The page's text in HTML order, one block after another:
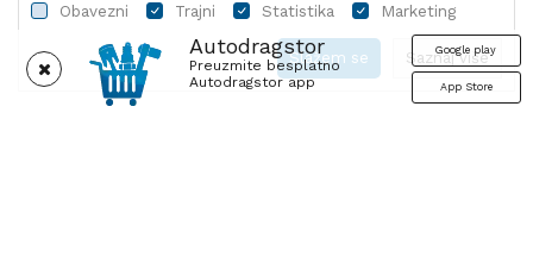
Autodragstor
Preuzmite besplatno
Autodragstor app
Google play
App Store
Autodelovi Ulje i tečnosti
Obavezni Trajni Statistika Marketing
Saznaj više
Slažem se